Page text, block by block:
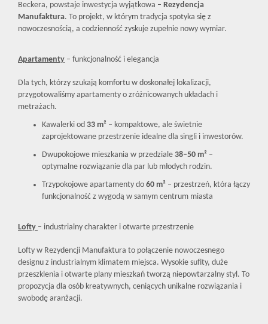
Beckera, powstaje inwestycja wyjątkowa – Rezydencja
Manufaktura. To projekt, w którym tradycja spotyka się z
nowoczesnością, a codzienność zyskuje zupełnie nowy wymiar.
Apartamenty – funkcjonalność i elegancja
Dla tych, którzy szukają komfortu w doskonałej lokalizacji,
przygotowaliśmy apartamenty o zróżnicowanych układach i
metrażach.
Kawalerki od 33 m² – kompaktowe, ale świetnie
zaprojektowane przestrzenie idealne dla singli i inwestorów.
Dwupokojowe mieszkania w przedziale 38–50 m² –
optymalne rozwiązanie dla par lub młodych rodzin.
Trzypokojowe apartamenty do 60 m² – przestrzeń, która łączy
funkcjonalność z wygodą w samym centrum miasta
Lofty – industrialny charakter i otwarte przestrzenie
Lofty w Rezydencji Manufaktura to połączenie nowoczesnego
designu z industrialnym klimatem miejsca. Wysokie sufity, duże
przeszklenia i otwarte plany mieszkań tworzą niepowtarzalny styl. To
propozycja dla osób kreatywnych, ceniących unikalne rozwiązania i
swobodę aranżacji.